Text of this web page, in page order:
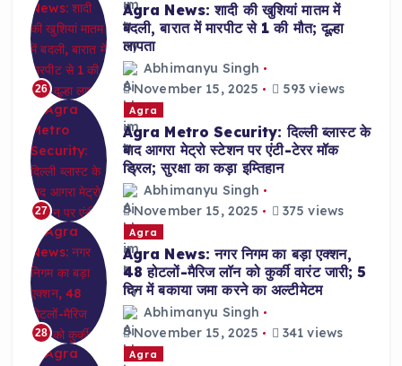
26
Agra News: शादी की खुशियां मातम में
बदली, बारात में मारपीट से 1 की मौत; दूल्हा
लापता
Abhimanyu Singh
November 15, 2025
593 views
27
Agra
Agra Metro Security: दिल्ली ब्लास्ट के
बाद आगरा मेट्रो स्टेशन पर एंटी-टेरर मॉक
ड्रिल; सुरक्षा का कड़ा इम्तिहान
Abhimanyu Singh
November 15, 2025
375 views
28
Agra
Agra News: नगर निगम का बड़ा एक्शन,
48 होटलों-मैरिज लॉन को कुर्की वारंट जारी; 5
दिन में बकाया जमा करने का अल्टीमेटम
Abhimanyu Singh
November 15, 2025
341 views
Agra